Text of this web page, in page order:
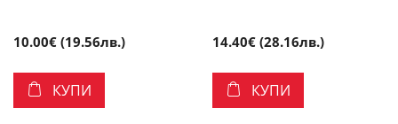
10.00€ (19.56лв.)
КУПИ
14.40€ (28.16лв.)
КУПИ